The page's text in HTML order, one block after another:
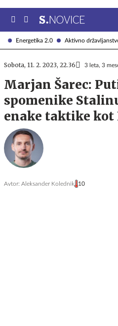
Energetika 2.0 Aktivno
Sobota, 11. 2. 2023, 22.36 3 leta, 3
Marjan Šarec:
spomenike
enake taktike
Avtor: Aleksander Kolednik 10